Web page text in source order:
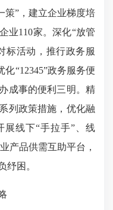
策”，建立企业梯度培
业110家。深化“放管
标活动，推行政务服
化“12345”政务服务便
成事的便利三明。精
列政策措施，优化融
展线下“手拉手”、线
产品供需互助平台，
纾困。